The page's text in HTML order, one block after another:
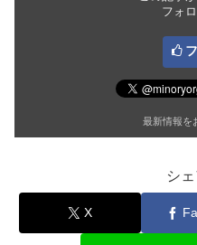
フォ
最新情報を
シ
X